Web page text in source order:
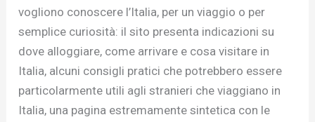
vogliono conoscere l’Italia, per un viaggio o per
semplice curiosità: il sito presenta indicazioni su
dove alloggiare, come arrivare e cosa visitare in
Italia, alcuni consigli pratici che potrebbero essere
particolarmente utili agli stranieri che viaggiano in
Italia, una pagina estremamente sintetica con le